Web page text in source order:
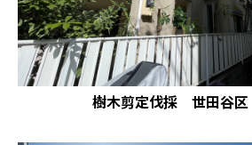
樹木剪定伐採 世田谷